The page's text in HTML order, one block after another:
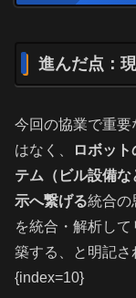
進んだ点：
今回の協業で重
はなく、
ロボッ
テム（ビル設備
示へ繋げる統合の
を統合・解析し
築する、と明記さ
{index=10}